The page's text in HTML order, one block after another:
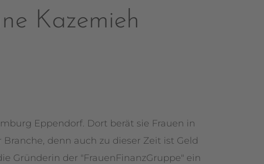
Kazemieh
Eppendorf. Dort berät sie Frauen in
denn auch zu dieser Zeit ist Geld
Gründerin der "FrauenFinanzGruppe" ein